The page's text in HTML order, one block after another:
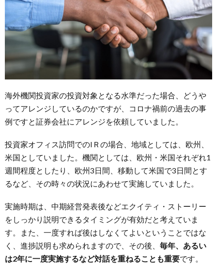
くり
6.
最後
に
海外機関投資家の投資対象となる水準だった場合、どうや
ってアレンジしているのかですが、
コロナ禍前の過去の事
例ですと証券会社にアレンジを依頼していました。
投資家オフィス訪問でのIＲの場合、地域としては、欧州、
米国としていました。機関としては、欧州・米国それぞれ1
週間程度としたり、欧州3日間、移動して米国で3日間とす
るなど、その時々の状況にあわせて実施していました。
実施時期は、中期経営発表後などエクイティ・ストーリー
をしっかり説明できるタイミングが有効だと考えていま
す。また、一度すれば後はしなくてよいということではな
く、進捗説明も求められますので、その後、 毎年、あるい
は2年に一度実施するなど対話を重ねることも重要です。